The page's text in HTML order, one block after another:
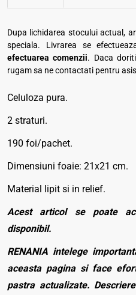
Dupa lichidarea stocului actual,
speciala. Livrarea se
efectuarea comenzii. Daca
rugam sa ne contactati pentru
Celuloza pura.
2 straturi.
190 foi/pachet.
Dimensiuni foaie: 21x21 cm.
Material lipit si in relief.
Acest articol se poate
disponibil.
RENANIA intelege
aceasta pagina si face
pastra actualizate.